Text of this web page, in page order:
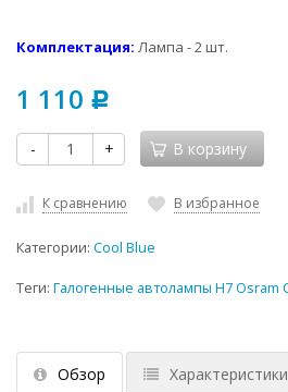
Комплектация: Лампа - 2 шт.
1 110 Р
- + В корзину
К сравнению В избранное
Категории: Cool Blue
Теги: Галогенные автолампы H7 Osram
Обзор Характеристики